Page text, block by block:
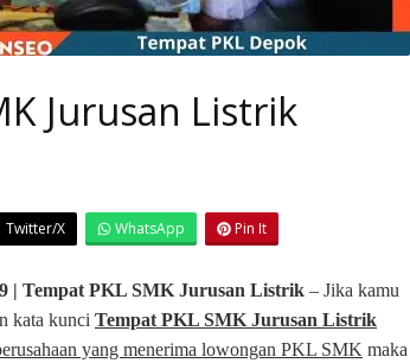
Jurusan Listrik
Twitter/X WhatsApp Pin It
| Tempat PKL SMK Jurusan Listrik – Jika kamu
kata kunci Tempat PKL SMK Jurusan Listrik
yang menerima lowongan PKL SMK maka